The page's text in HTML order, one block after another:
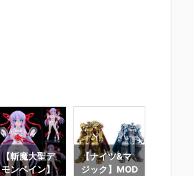
【斬魔大聖デ
モンベイン】
【ナイツ&マ
ジック】MOD